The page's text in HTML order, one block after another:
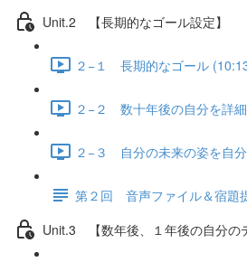
Unit.2 【長期的なゴール設定】
２−１ 長期的なゴール
２−２ 数十年後の自分を詳
２−３ 自分の未来の姿を自
第２回 音声ファイル＆宿題
Unit.3 【数年後、１年後の自分の